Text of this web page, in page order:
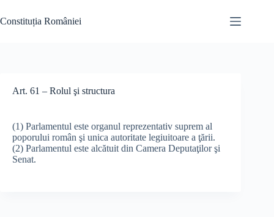
to
content
Constituția României
Art. 61 – Rolul şi structura
(1) Parlamentul este organul reprezentativ suprem al
poporului român şi unica autoritate legiuitoare a ţării.
(2) Parlamentul este alcătuit din Camera Deputaţilor şi
Senat.